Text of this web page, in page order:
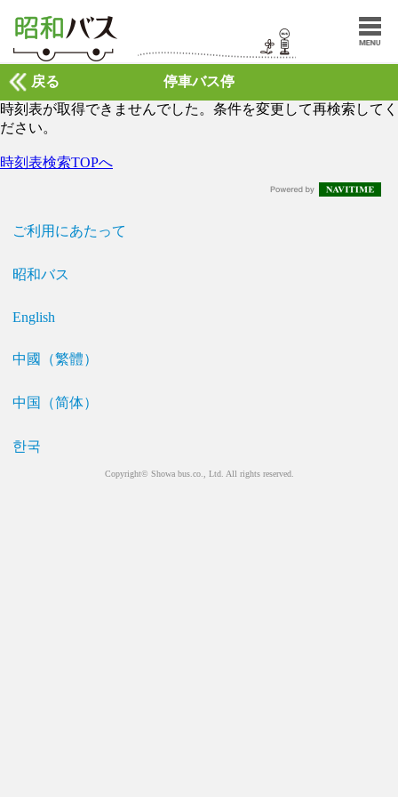
停車バス停
戻る
時刻表が取得できませんでした。条件を変更して再検索してく
ださい。
時刻表検索TOPへ
ご利用にあたって
昭和バス
English
中國（繁體）
中国（简体）
한국
Copyright© Showa bus.co., Ltd. All rights reserved.